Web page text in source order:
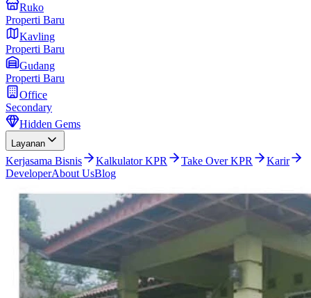
Ruko
Properti Baru
Kavling
Properti Baru
Gudang
Properti Baru
Office
Secondary
Hidden Gems
Layanan
Kerjasama Bisnis Kalkulator KPR Take Over KPR
Karir
DeveloperAbout UsBlog